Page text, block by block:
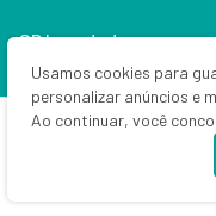
SD branded
Anuncie
Usamos cookies para
personalizar anúncios e
Ao continuar, você